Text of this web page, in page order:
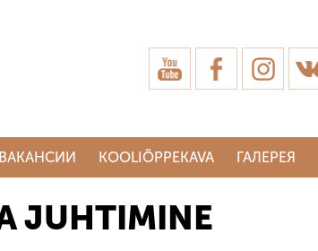
ВАКАНСИИ KOOLIÕPPEKAVA ГАЛЕРЕЯ
JUHTIMINE